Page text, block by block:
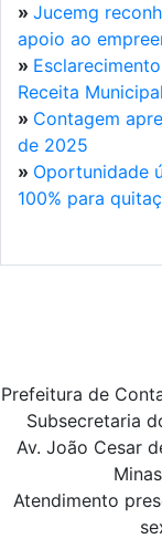
» Jucemg
apoio ao
»
Receita Municipal
» Contagem
de 2025
» Oportunidade
100% para
Prefeitura de
Subsecretaria
Av. João Cesar
Atendimento